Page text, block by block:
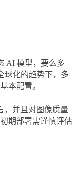
AI 模型，要么多
球化的趋势下，多
本配置。
，并且对图像质量
期部署需谨慎评估